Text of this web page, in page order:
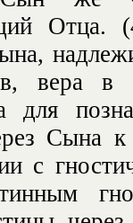
Отца.
вера
для
Сына
с